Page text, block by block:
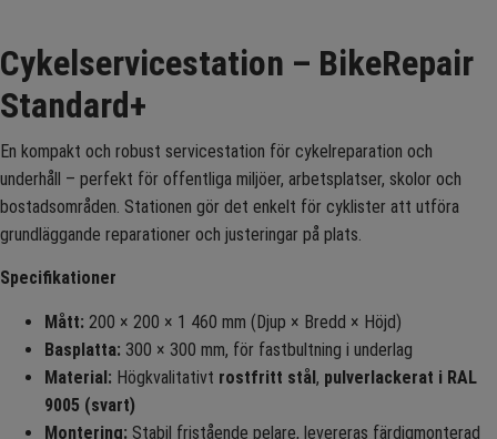
Cykelservicestation – BikeRepair
Standard+
En kompakt och robust servicestation för cykelreparation och
underhåll – perfekt för offentliga miljöer, arbetsplatser, skolor och
bostadsområden. Stationen gör det enkelt för cyklister att utföra
grundläggande reparationer och justeringar på plats.
Specifikationer
Mått: 200 × 200 × 1 460 mm (Djup × Bredd × Höjd)
Basplatta: 300 × 300 mm, för fastbultning i underlag
Material: Högkvalitativt rostfritt stål, pulverlackerat i RAL
9005 (svart)
Montering: Stabil fristående pelare, levereras färdigmonterad